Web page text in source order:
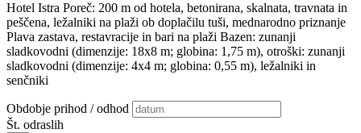
Hotel Istra Poreč: 200 m od hotela, betonirana, skalnata, travnata in
peščena, ležalniki na plaži ob doplačilu tuši, mednarodno priznanje
Plava zastava, restavracije in bari na plaži Bazen: zunanji
sladkovodni (dimenzije: 18x8 m; globina: 1,75 m), otroški: zunanji
sladkovodni (dimenzije: 4x4 m; globina: 0,55 m), ležalniki in
senčniki
Obdobje prihod / odhod
Št. odraslih